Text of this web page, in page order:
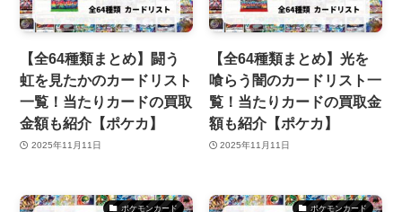
【全64種類まとめ】闘う
虹を見たかのカードリスト
一覧！当たりカードの買取
金額も紹介【ポケカ】
2025年11月11日
【全64種類まとめ】光を
喰らう闇のカードリスト一
覧！当たりカードの買取金
額も紹介【ポケカ】
2025年11月11日
ポケモンカード ポケモンカード